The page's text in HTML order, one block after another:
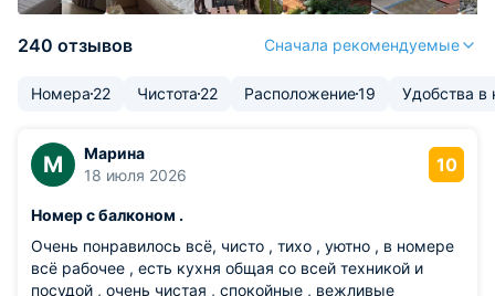
240 отзывов Сначала рекомендуемые
Номера 22 Чистота 22 Расположение19 Удобства в
М
Марина
18 июля 2026
10
Номер с балконом .
Очень понравилось всё, чисто , тихо , уютно , в номере
всё рабочее , есть кухня общая со всей техникой и
посудой , очень чистая , спокойные , вежливые